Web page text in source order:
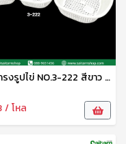
ตะแกรงรูปไข่ NO.3-222 สีขาว SRT
/ โหล